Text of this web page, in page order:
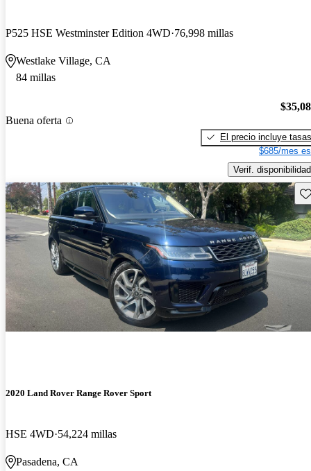
P525 HSE Westminster Edition 4WD 76,998 millas
Westlake Village, CA
84 millas
Buena oferta
El precio incluye tasas
$685/mes
Verif. disponibilidad
2020 Land Rover Range Rover Sport
HSE 4WD 54,224 millas
Pasadena, CA